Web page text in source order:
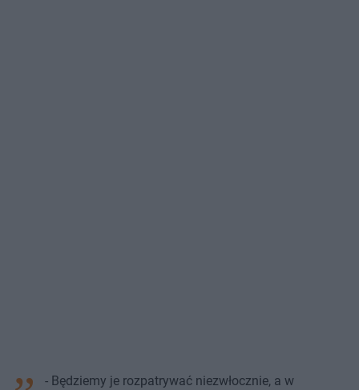
- Będziemy je rozpatrywać niezwłocznie, a w